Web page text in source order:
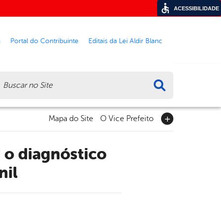
Portal do Contribuinte Editais da Lei Aldir Blanc
Mapa do Site O Vice Prefeito
ACESSIBILIDADE